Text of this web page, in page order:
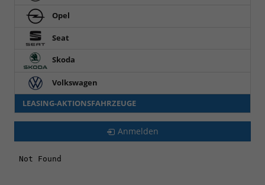
Opel
Seat
Skoda
Volkswagen
LEASING-AKTIONSFAHRZEUGE
Anmelden